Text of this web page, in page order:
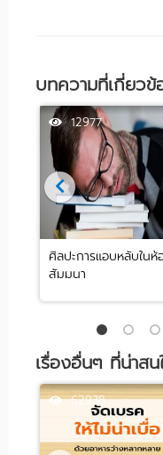
บทความที่เกี่ยวข้
12977
ศิลปะการแอบหลับในห้
สัมมนา
เรื่องอื่นๆ ที่น่าสน
62938